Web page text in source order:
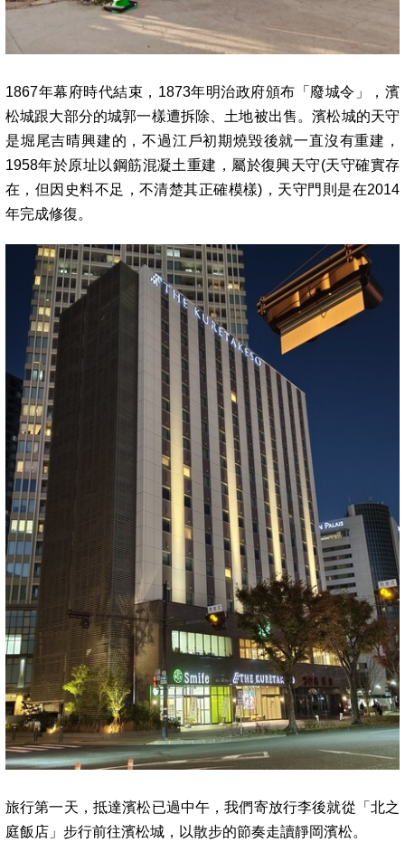
1867年幕府時代結束，1873年明治政府頒布「廢城令」，濱
松城跟大部分的城郭一樣遭拆除、土地被出售。濱松城的天守
是堀尾吉晴興建的，不過江戶初期燒毀後就一直沒有重建，
1958年於原址以鋼筋混凝土重建，屬於復興天守(天守確實存
在，但因史料不足，不清楚其正確模樣)，天守門則是在2014
年完成修復。
旅行第一天，抵達濱松已過中午，我們寄放行李後就從「北之
庭飯店」步行前往濱松城，以散步的節奏走讀靜岡濱松。